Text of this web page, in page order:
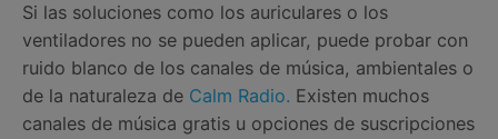
Si las soluciones como los auriculares o los
ventiladores no se pueden aplicar, puede probar con
ruido blanco de los canales de música, ambientales o
de la naturaleza de Calm Radio. Existen muchos
canales de música gratis u opciones de suscripciones